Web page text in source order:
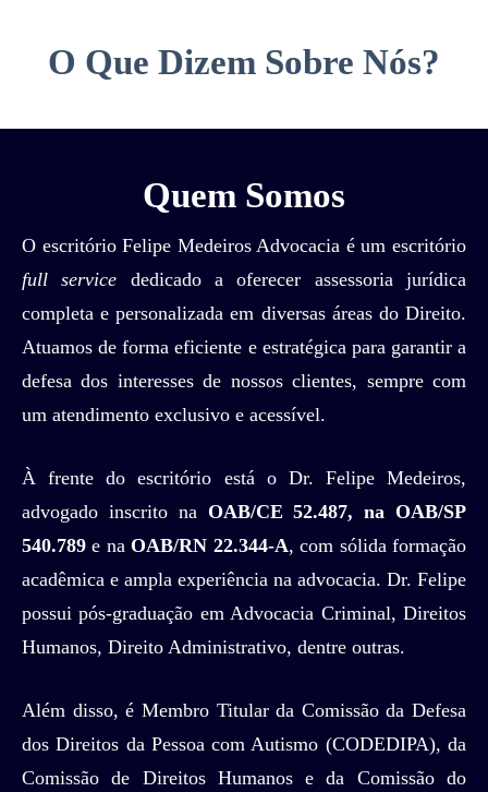
O Que Dizem Sobre Nós?
Quem Somos
O escritório Felipe Medeiros Advocacia é um escritório
full service dedicado a oferecer assessoria jurídica
completa e personalizada em diversas áreas do Direito.
Atuamos de forma eficiente e estratégica para garantir a
defesa dos interesses de nossos clientes, sempre com
um atendimento exclusivo e acessível.
À frente do escritório está o Dr. Felipe Medeiros,
advogado inscrito na OAB/CE 52.487, na OAB/SP
540.789e na OAB/RN 22.344-A, com sólida formação
acadêmica e ampla experiência na advocacia. Dr. Felipe
possui pós-graduação em Advocacia Criminal, Direitos
Humanos, Direito Administrativo, dentre outras.
Além disso, é Membro Titular da Comissão da Defesa
dos Direitos da Pessoa com Autismo (CODEDIPA), da
Comissão de Direitos Humanos e da Comissão do